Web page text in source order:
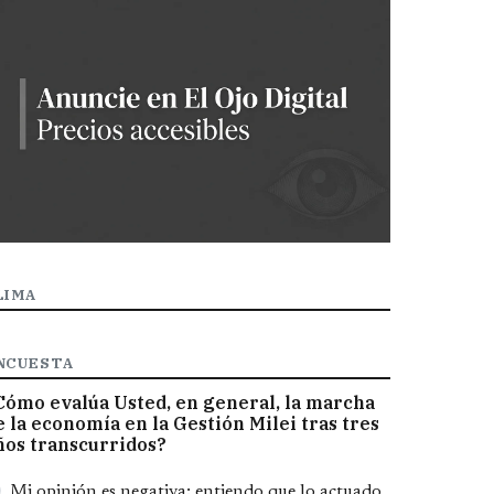
evalúa Usted, en general, la marcha
la economía en la Gestión Milei tras tres
transcurridos?